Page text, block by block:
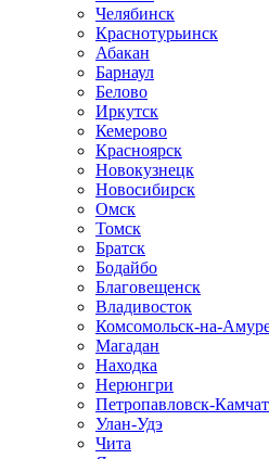
Челябинск
Краснотурьинск
Абакан
Барнаул
Белово
Иркутск
Кемерово
Красноярск
Новокузнецк
Новосибирск
Омск
Томск
Братск
Бодайбо
Благовещенск
Владивосток
Комсомольск-на-
Магадан
Находка
Нерюнгри
Петропавловск-
Улан-Удэ
Чита